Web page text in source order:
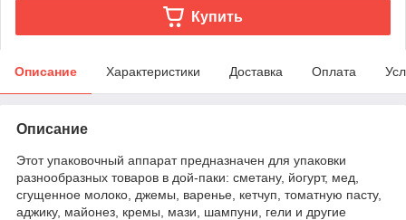
Купить
Описание Характеристики Доставка Оплата
Описание
Этот упаковочный аппарат предназначен для упаковки
разнообразных товаров в дой-паки: сметану, йогурт, мед,
сгущенное молоко, джемы, варенье, кетчуп, томатную пасту,
аджику, майонез, кремы, мази, шампуни, гели и другие